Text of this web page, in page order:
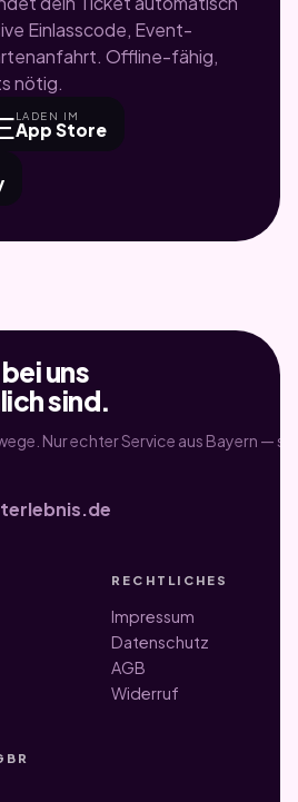
Einlasscode, Event-
Offline-fähig,
nötig.
LADEN IM
App Store
uns
sind.
Nur echter Service aus Bayern —
RECHTLICHES
Impressum
Datenschutz
AGB
Widerruf